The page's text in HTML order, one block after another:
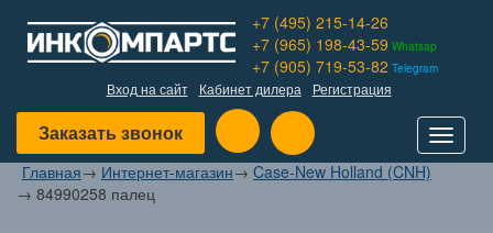
+7 (495) 215-14-26
+7 (965) 198-43-59 Whatsap
+7 (905) 719-53-82 Telegram
Вход на сайт Кабинет дилера Регистрация
Заказать звонок
Toggle
Главная→ Интернет-магазин→ Case-New Holland (CNH)
→ 84990258 палец